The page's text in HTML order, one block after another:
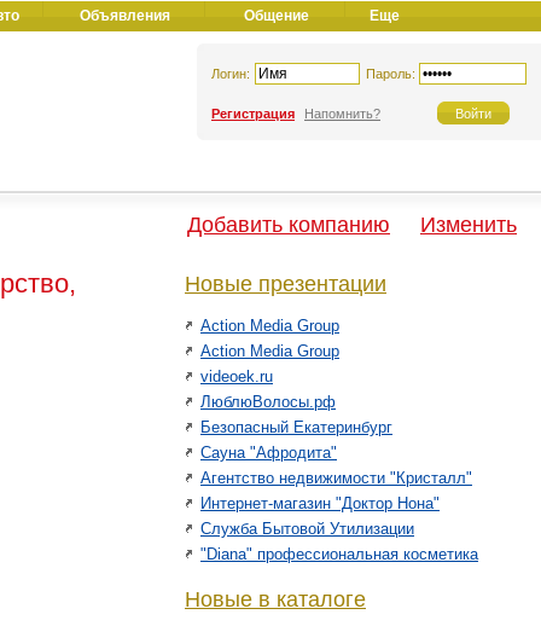
Объявления Общение Еще
Логин: Пароль:
Регистрация Напомнить?
Добавить компанию Изменить
Новые презентации
Action Media Group
Action Media Group
videoek.ru
ЛюблюВолосы.рф
Безопасный Екатеринбург
Сауна "Афродита"
Агентство недвижимости "Кристалл"
Интернет-магазин "Доктор Нона"
Служба Бытовой Утилизации
"Diana" профессиональная косметика
Новые в каталоге